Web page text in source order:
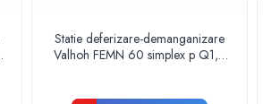
Statie deferizare-demanganizare
Valhoh FEMN 60 simplex p Q1,0